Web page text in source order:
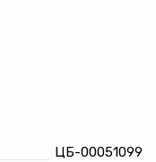
ЦБ-00051099